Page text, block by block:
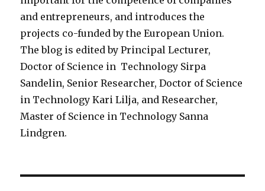
and entrepreneurs, and introduces the
projects co-funded by the European Union.
The blog is edited by Principal Lecturer,
Doctor of Science in Technology Sirpa
Sandelin, Senior Researcher, Doctor of Science
in Technology Kari Lilja, and Researcher,
Master of Science in Technology Sanna
Lindgren.